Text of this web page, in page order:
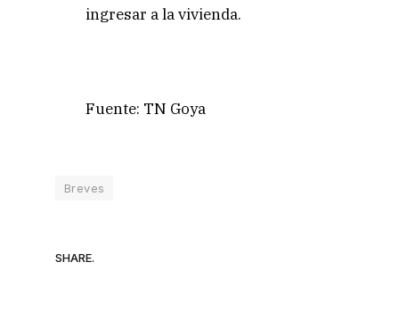
ingresar a la vivienda.
Fuente: TN Goya
Breves
SHARE.